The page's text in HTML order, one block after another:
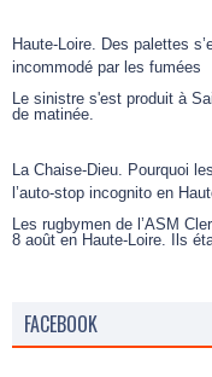
Haute-Loire. Des palettes
incommodé par les fumées
Le sinistre s'est produit à
de matinée.
La Chaise-Dieu. Pourquoi
l’auto-stop incognito en
Les rugbymen de l’ASM
8 août en Haute-Loire. Ils
FACEBOOK